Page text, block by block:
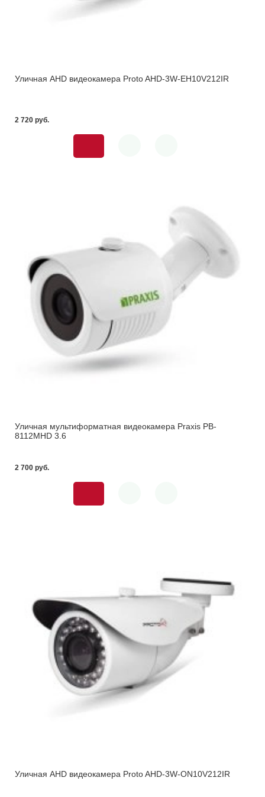
Уличная AHD видеокамера Proto AHD-3W-EH10V212IR
2 720 pуб.
Уличная мультиформатная видеокамера Praxis PB-
8112MHD 3.6
2 700 pуб.
Уличная AHD видеокамера Proto AHD-3W-ON10V212IR